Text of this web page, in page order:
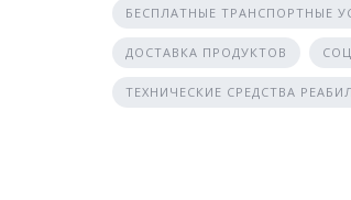
БЕСПЛАТНЫЕ ТРАНСПОРТНЫЕ
ДОСТАВКА ПРОДУКТОВ
ТЕХНИЧЕСКИЕ СРЕДСТВА